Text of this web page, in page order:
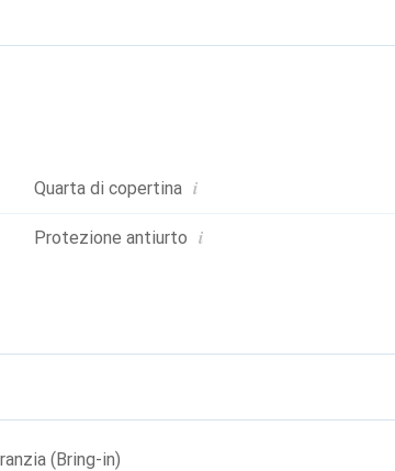
Quarta di copertina i
Protezione antiurto i
(Bring-in)